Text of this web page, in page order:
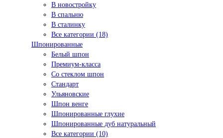
В новостройку
В спальню
В сталинку
Все категории (18)
Шпонированные
Белый шпон
Премиум-класса
Со стеклом шпон
Стандарт
Ульяновские
Шпон венге
Шпонированные глухие
Шпонированные дуб натуральный
Все категории (10)